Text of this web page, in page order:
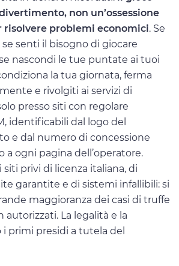
non un’ossessione
risolvere problemi economici. Se
senti il bisogno di giocare
nascondi le tue puntate ai tuoi
la tua giornata, ferma
e rivolgiti ai servizi di
presso siti con regolare
identificabili dal logo del
e dal numero di concessione
a ogni pagina dell’operatore.
privi di licenza italiana, di
garantite e di sistemi infallibili: si
maggioranza dei casi di truffe
autorizzati. La legalità e la
i primi presidi a tutela del